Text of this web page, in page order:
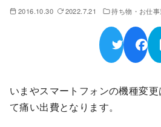
2016.10.30 2022.7.21 持ち物・お仕
いまやスマートフォンの機種変
て痛い出費となります。